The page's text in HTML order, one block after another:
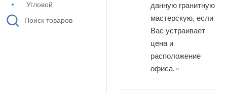
Угловой
Поиск товаров
данную гранитную
мастерскую, если
Вас устраивает
цена и
расположение
офиса.